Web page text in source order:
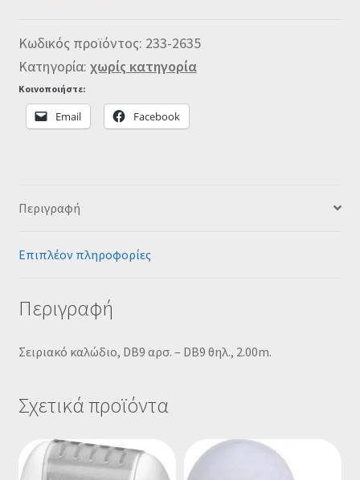
Κωδικός προϊόντος: 233-2635
Κατηγορία: χωρίς κατηγορία
Κοινοποιήστε:
Email Facebook
Περιγραφή
Επιπλέον πληροφορίες
Περιγραφή
Σειριακό καλώδιο, DB9 αρσ. – DB9 θηλ., 2.00m.
Σχετικά προϊόντα